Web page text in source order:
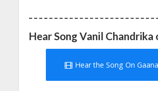
Hear Song Vanil Chandrika
Hear the Song On Gaana